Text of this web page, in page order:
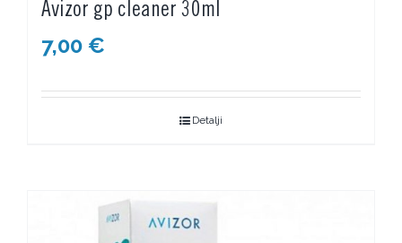
Avizor gp cleaner 30ml
7,00 €
Detalji